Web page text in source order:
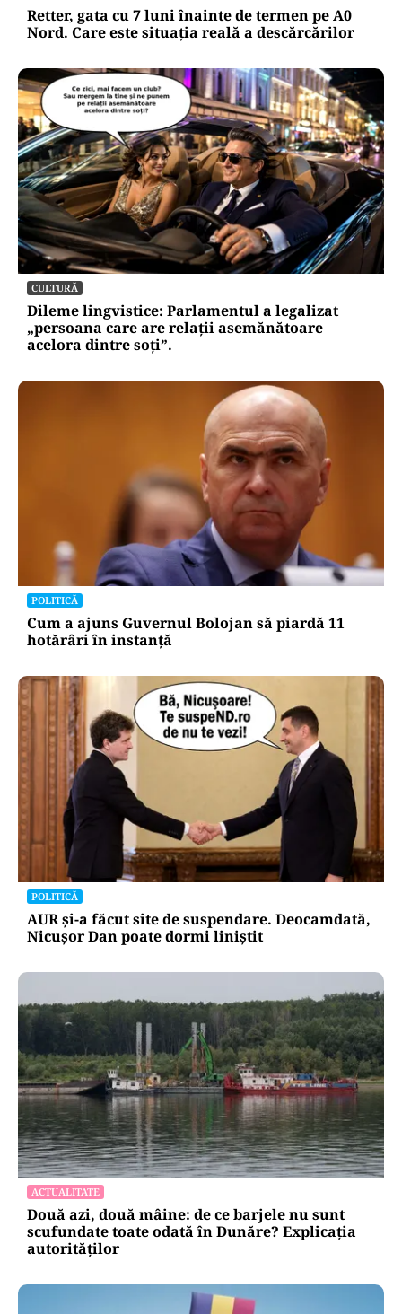
Retter, gata cu 7 luni înainte de termen pe A0
Nord. Care este situația reală a descărcărilor
CULTURĂ
Dileme lingvistice: Parlamentul a legalizat
„persoana care are relații asemănătoare
acelora dintre soți”.
POLITICĂ
Cum a ajuns Guvernul Bolojan să piardă 11
hotărâri în instanță
POLITICĂ
AUR și-a făcut site de suspendare. Deocamdată,
Nicușor Dan poate dormi liniștit
ACTUALITATE
Două azi, două mâine: de ce barjele nu sunt
scufundate toate odată în Dunăre? Explicația
autorităților